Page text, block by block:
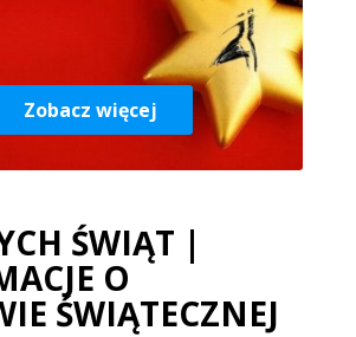
Zobacz więcej
ŚWIĄT |
O
ŚWIĄTECZNEJ